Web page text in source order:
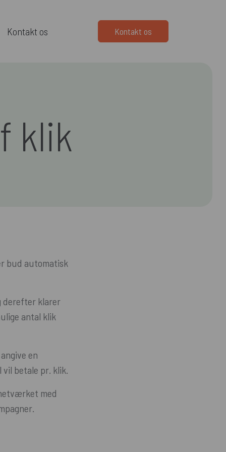
Kontakt os Kontakt os
klik
bud automatisk
derefter klarer
antal klik
en
betale pr. klik.
med